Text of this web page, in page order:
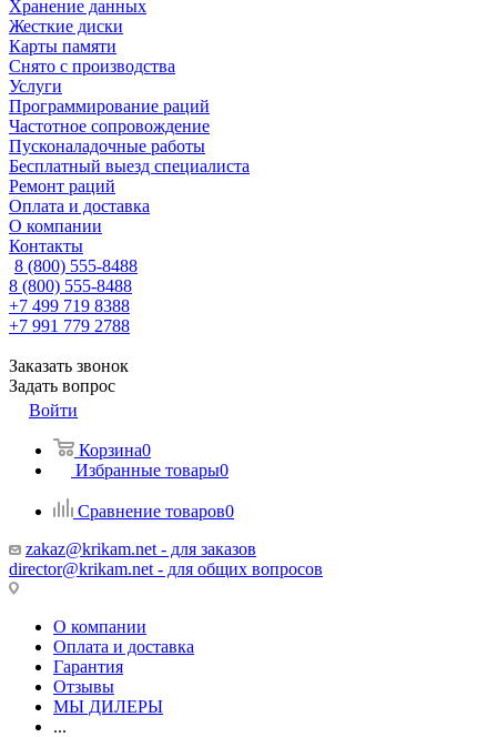
Хранение данных
Жесткие диски
Карты памяти
Снято с производства
Услуги
Программирование раций
Частотное сопровождение
Пусконаладочные работы
Бесплатный выезд специалиста
Ремонт раций
Оплата и доставка
О компании
Контакты
8 (800) 555-8488
8 (800) 555-8488
+7 499 719 8388
+7 991 779 2788
Заказать звонок
Задать вопрос
Войти
Корзина0
Избранные товары0
Сравнение товаров0
zakaz@krikam.net - для заказов
director@krikam.net - для общих вопросов
О компании
Оплата и доставка
Гарантия
Отзывы
МЫ ДИЛЕРЫ
...